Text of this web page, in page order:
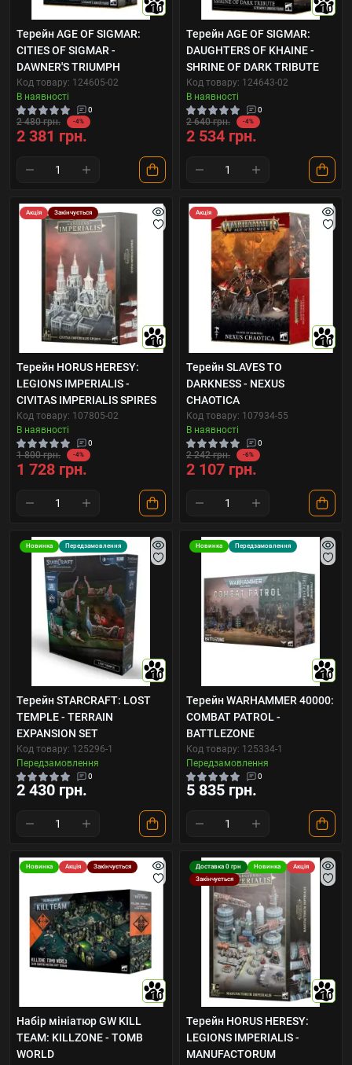
10
Терейн AGE OF SIGMAR:
CITIES OF SIGMAR -
DAWNER'S TRIUMPH
Код товару: 124605-02
В наявності
0
2 480 грн. -4%
2 381 грн.
10
Терейн AGE OF SIGMAR:
DAUGHTERS OF KHAINE -
SHRINE OF DARK TRIBUTE
Код товару: 124643-02
В наявності
0
2 640 грн. -4%
2 534 грн.
Акція Закінчується
10
Терейн HORUS HERESY:
LEGIONS IMPERIALIS -
CIVITAS IMPERIALIS SPIRES
Код товару: 107805-02
В наявності
0
1 800 грн. -4%
1 728 грн.
Акція
10
Терейн SLAVES TO
DARKNESS - NEXUS
CHAOTICA
Код товару: 107934-55
В наявності
0
2 242 грн. -6%
2 107 грн.
Новинка Передзамовлення
10
Терейн STARCRAFT: LOST
TEMPLE - TERRAIN
EXPANSION SET
Код товару: 125296-1
Передзамовлення
0
2 430 грн.
Новинка Передзамовлення
10
Терейн WARHAMMER 40000:
COMBAT PATROL -
BATTLEZONE
Код товару: 125334-1
Передзамовлення
0
5 835 грн.
Новинка Акція Закінчується
10
Набір мініатюр GW KILL
TEAM: KILLZONE - TOMB
WORLD
Доставка 0 грн Новинка
Акція
Закінчується
10
Терейн HORUS HERESY:
LEGIONS IMPERIALIS -
MANUFACTORUM